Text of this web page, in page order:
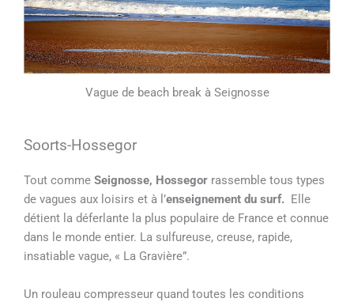
Vague de beach break à Seignosse
Soorts-Hossegor
Tout comme Seignosse, Hossegor rassemble tous types
de vagues aux loisirs et à l’enseignement du surf. Elle
détient la déferlante la plus populaire de France et connue
dans le monde entier. La sulfureuse, creuse, rapide,
insatiable vague, « La Gravière”.
Un rouleau compresseur quand toutes les conditions